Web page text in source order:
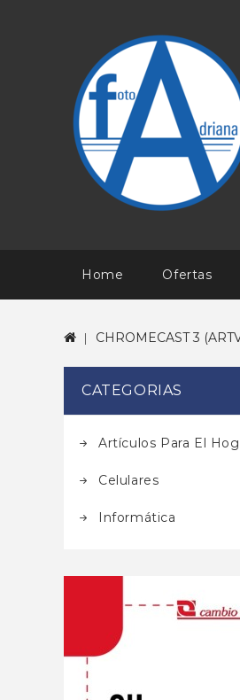
Home Ofertas
CHROMECAST 3
CATEGORIAS
Artículos Para El
Celulares
Informática